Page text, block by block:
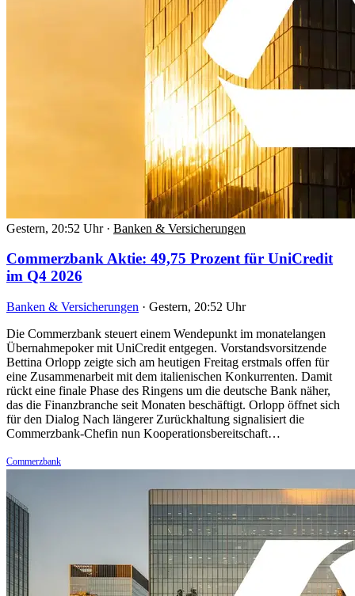
Gestern, 20:52 Uhr · Banken & Versicherungen
Commerzbank Aktie: 49,75 Prozent für UniCredit
im Q4 2026
Banken & Versicherungen · Gestern, 20:52 Uhr
Die Commerzbank steuert einem Wendepunkt im monatelangen
Übernahmepoker mit UniCredit entgegen. Vorstandsvorsitzende
Bettina Orlopp zeigte sich am heutigen Freitag erstmals offen für
eine Zusammenarbeit mit dem italienischen Konkurrenten. Damit
rückt eine finale Phase des Ringens um die deutsche Bank näher,
das die Finanzbranche seit Monaten beschäftigt. Orlopp öffnet sich
für den Dialog Nach längerer Zurückhaltung signalisiert die
Commerzbank-Chefin nun Kooperationsbereitschaft…
Commerzbank